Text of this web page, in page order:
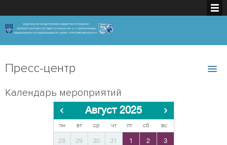
Пресс-центр
Календарь мероприятий
Август 2025
пн вт ср чт пт сб вс
28 29 30 31 1 2 3